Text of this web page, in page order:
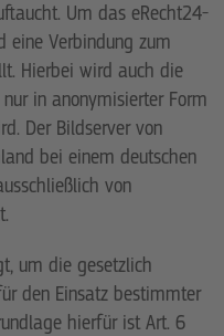
Um das eRecht24-
eine Verbindung zum
Hierbei wird auch die
in anonymisierter Form
Der Bildserver von
bei einem deutschen
von
um die gesetzlich
den Einsatz bestimmter
hierfür ist Art. 6